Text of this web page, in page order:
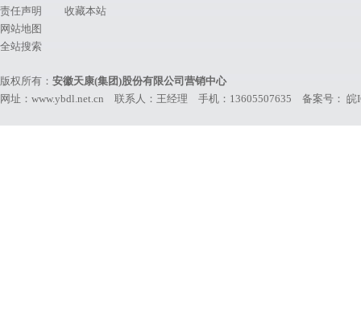
责任声明
网站地图
全站搜索
收藏本站
版权所有： 安徽天康(集团)股份有限公司营销中心
网址：www.ybdl.net.cn 联系人：王经理 手机：13605507635 备案号： 皖